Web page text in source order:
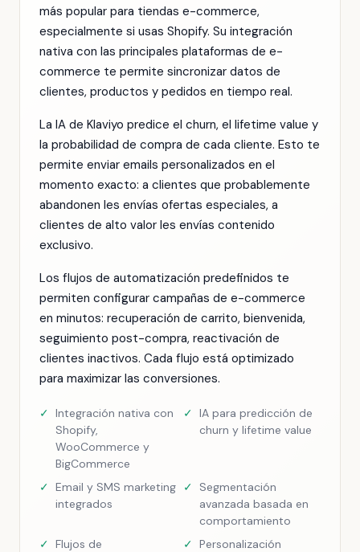
más popular para tiendas e-commerce,
especialmente si usas Shopify. Su integración
nativa con las principales plataformas de e-
commerce te permite sincronizar datos de
clientes, productos y pedidos en tiempo real.
La IA de Klaviyo predice el churn, el lifetime value y
la probabilidad de compra de cada cliente. Esto te
permite enviar emails personalizados en el
momento exacto: a clientes que probablemente
abandonen les envías ofertas especiales, a
clientes de alto valor les envías contenido
exclusivo.
Los flujos de automatización predefinidos te
permiten configurar campañas de e-commerce
en minutos: recuperación de carrito, bienvenida,
seguimiento post-compra, reactivación de
clientes inactivos. Cada flujo está optimizado
para maximizar las conversiones.
✓ Integración nativa con
Shopify,
WooCommerce y
BigCommerce
✓ IA para predicción de
churn y lifetime value
✓ Email y SMS marketing
integrados
✓
Segmentación
avanzada basada en
comportamiento
✓ Flujos de
✓ Personalización